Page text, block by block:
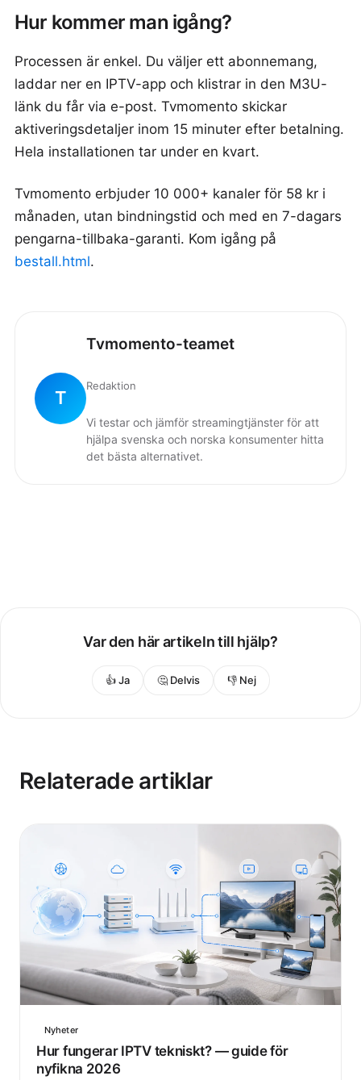
Hur kommer man igång?
Processen är enkel. Du väljer ett abonnemang,
laddar ner en IPTV-app och klistrar in den M3U-
länk du får via e-post. Tvmomento skickar
aktiveringsdetaljer inom 15 minuter efter betalning.
Hela installationen tar under en kvart.
Tvmomento erbjuder 10 000+ kanaler för 58 kr i
månaden, utan bindningstid och med en 7-dagars
pengarna-tillbaka-garanti. Kom igång på
bestall.html.
T
Tvmomento-teamet
Redaktion
Vi testar och jämför streamingtjänster för att
hjälpa svenska och norska konsumenter hitta
det bästa alternativet.
Var den här artikeln till hjälp?
👍 Ja 🤔 Delvis 👎 Nej
Relaterade artiklar
Nyheter
Hur fungerar IPTV tekniskt? — guide för
nyfikna 2026